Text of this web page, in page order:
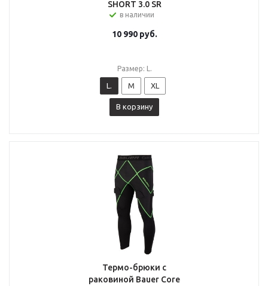
SHORT 3.0 SR
в наличии
10 990руб.
Размер: L.
L. M XL
В корзину
Термо-брюки с
раковиной Bauer Core